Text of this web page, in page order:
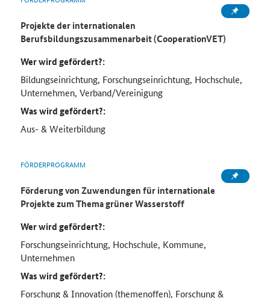
Projekte der internationalen
Berufsbildungszusammenarbeit (CooperationVET)
Wer wird gefördert?:
Bildungseinrichtung, Forschungseinrichtung, Hochschule,
Unternehmen, Verband/Vereinigung
Was wird gefördert?:
Aus- & Weiterbildung
FÖRDERPROGRAMM
Förderung von Zuwendungen für internationale
Projekte zum Thema grüner Wasserstoff
Wer wird gefördert?:
Forschungseinrichtung, Hochschule, Kommune,
Unternehmen
Was wird gefördert?:
Forschung & Innovation (themenoffen), Forschung &